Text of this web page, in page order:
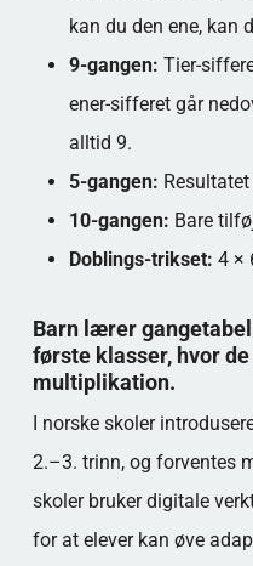
kan du den ene, kan
9-gangen: Tier-
ener-sifferet går
alltid 9.
5-gangen:
10-gangen: Bare
Doblings-trikset: 4 ×
Barn lærer
første klasser, hvor
multiplikation.
I norske skoler
2.–3. trinn, og forventes
skoler bruker digitale
for at elever kan øve